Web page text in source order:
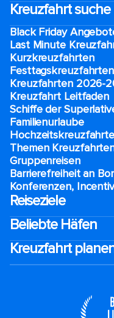
Kreuzfahrt suche
Black Friday
Last Minute
Kurzkreuzfahrten​
Festtagskreuzfahrten​
Kreuzfahrten 2026-
Kreuzfahrt Leitfaden
Schiffe der
Familienurlaube​
Themen
Gruppenreisen
Barrierefreiheit an
Konferenzen,
Reiseziele
Beliebte Häfen
Kreuzfahrt